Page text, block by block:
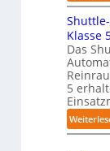
a
u
c
h
r
o
b
o
t
Klasse
Das
5